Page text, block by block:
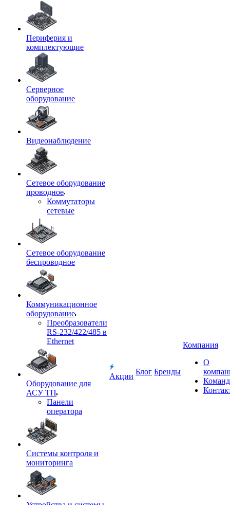
Периферия и
комплектующие
Серверное
оборудование
Видеонаблюдение
Сетевое оборудование
проводное
Коммутаторы
сетевые
Сетевое оборудование
беспроводное
Коммуникационное
оборудование
Преобразователи
RS-232/422/485 в
Ethernet
Оборудование для
АСУ ТП
Панели
оператора
Системы контроля и
мониторинга
Акции
Блог Бренды
Компания
О